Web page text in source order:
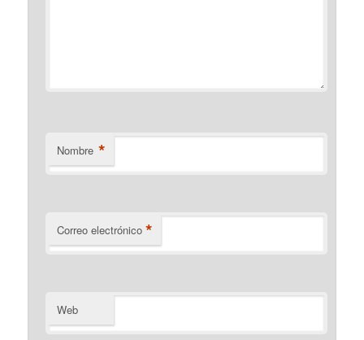
Nombre *
Correo electrónico *
Web